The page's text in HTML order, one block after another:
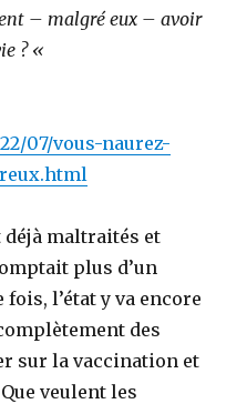
– malgré eux – avoir
? «
07/vous-naurez-
maltraités et
plus d’un
l’état y va encore
des
sur la vaccination et
veulent les